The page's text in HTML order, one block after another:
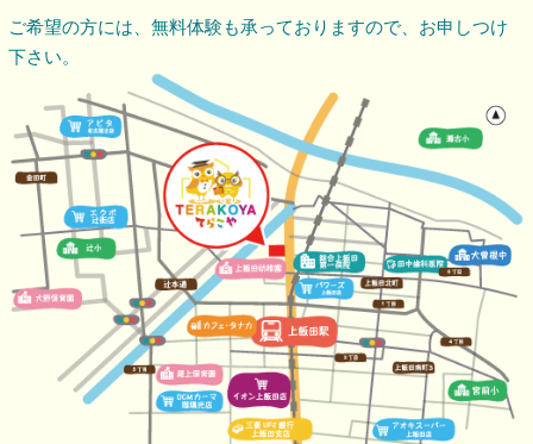
ご希望の方には、無料体験も承っておりますので、 お申しつけ
下さい。